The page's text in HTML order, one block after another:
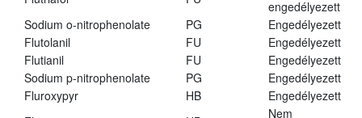
engedélyezett
Sodium o-nitrophenolate
PG
Engedélyezett
Flutolanil
FU
Engedélyezett
Flutianil
FU
Engedélyezett
Sodium p-nitrophenolate
PG
Engedélyezett
Fluroxypyr
HB
Engedélyezett
Nem